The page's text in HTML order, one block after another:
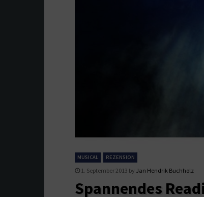
MUSICAL REZENSION
1. September 2013 by Jan Hendrik Buchholz
Spannendes